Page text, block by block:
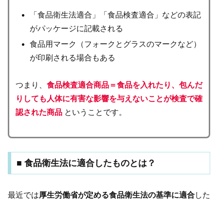
「食品衛生法適合」「食品検査適合」などの表記
がパッケージに記載される
食品用マーク（フォークとグラスのマークなど）
が印刷される場合もある
つまり、 食品検査適合商品＝食品を入れたり、包んだ
りしても人体に有害な影響を与えないことが検査で確
認された商品ということです。
■ 食品衛生法に適合したものとは？
最近では厚生労働省が定める食品衛生法の基準に適合した